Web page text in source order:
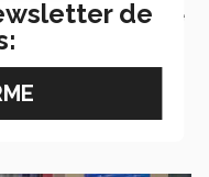
entrenando junto de
del campus
máximo en cada
cerca de lograr sus
de